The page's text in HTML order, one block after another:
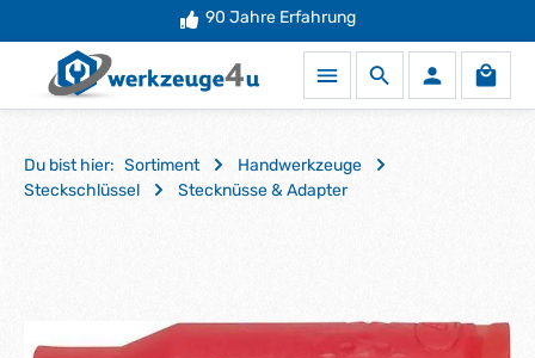
Zum Hauptinhalt springen90 Jahre Erfahrung
Du bist hier: Sortiment
Handwerkzeuge
Steckschlüssel
Stecknüsse & Adapter